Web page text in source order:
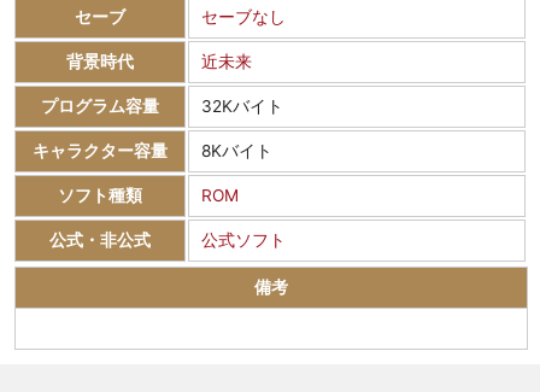
セーブ セーブなし
背景時代 近未来
プログラム容量 32Kバイト
キャラクター容量 8Kバイト
ソフト種類 ROM
公式・非公式 公式ソフト
備考